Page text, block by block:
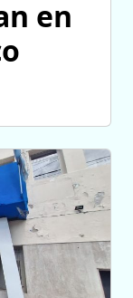
en